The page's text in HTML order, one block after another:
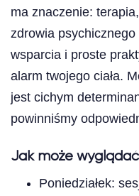
ma znaczenie:
zdrowia
wsparcia i proste
alarm twojego ciała.
jest cichym
powinniśmy
Jak może
Poniedziałek: